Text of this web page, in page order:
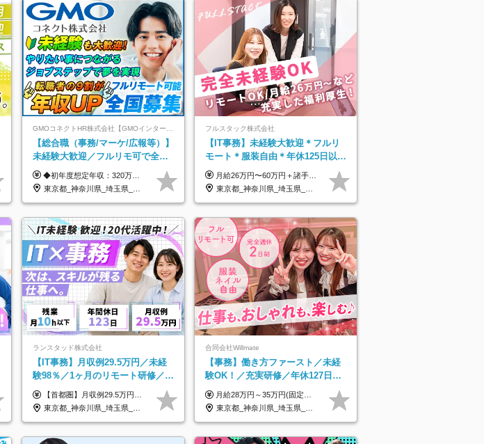
【総合職（事務/マーケ/広報等）】
未経験大歓迎／フルリモ可で全国
募集！年収アップ多数★年休最大
130日★
◆初年度想定年収：320万円〜840万円 【関東／一都三県】月給24万円〜70万円 【関西・東海地方】月給23万円〜65万円 【その他の地方等】月給22万円〜60万円 ※ご経験・スキル・前職給与などを考慮の上決定いたします。 ◉固定残業代制（固定残業代10,000円含） 固定残業代は7時間分・時間超過分は追加支給 ≪月給例≫ ・月給54万円（29歳／入社3年目） ・月給38万円（26歳／入社2年目） ・月給28万円（24歳／入社1年目） ※試用期間は6ヶ月で、その間の雇用形態は契約社員です。そのほかの条件に変更はありません。
東京都_神奈川県_埼玉県_千葉県_大阪府_愛知県_北海道_青森県_岩手県_宮城県_秋田県_山形県_福島県_茨城県_栃木県_群馬県_新潟県_山梨県_長野県_富山県_石川県_福井県_静岡県_岐阜県_三重県_兵庫県_京都府_滋賀県_奈良県_和歌山県_広島県_岡山県_鳥取県_島根県_山口県_徳島県_香川県_愛媛県_高知県_福岡県_熊本県_佐賀県_長崎県_大分県_宮崎県_鹿児島県_沖縄県
フルスタック株式会社
【IT事務】未経験大歓迎＊フルリ
モート＊服装自由＊年休125日以上
＊残業なし＊月給26万円以上
月給26万円〜60万円＋諸手当＋インセンティブ（２種）＋賞与 ★Point 設立から9ヶ月で全社員2万円の昇給実績 ※成果はしっかりと還元いたします！ ★Point 100％年収UPでの待遇提示も可能！ ※経験者であれば、100％年収アップも実現可能です。 ※試用期間最大2ヶ月/月給22万円〜
東京都_神奈川県_埼玉県_千葉県_茨城県
ランスタッド株式会社
【IT事務】月収例29.5万円／未経
験98％／1ヶ月のリモート研修／既
卒・第二新卒歓迎／年間休日123
日/OW
【首都圏】月収例29.5万円（月給26万円＋諸手当） 【東海・関西】月収例28.5万円（月給25万円＋諸手当） 【九州】月収例26万円（月給23万円＋諸手当） ※経験・スキル・前職給与を踏まえ、総合的に判断して決定します。 例：首都圏 月収例31万円（月給27万円＋諸手当） ◆各種手当 ・通勤手当（上限4万円まで） ・残業代手当（1分単位で全額支給） ※固定残業代制は採用しておりません ・資格取得支援 ◆昇給：年1回 ◆補足 ・研修中1ヶ月間は、時給1670円となります。 ・試用期間6ヶ月あり。その間の待遇に変更はありません。 ※詳細は面接時にご案内します。
東京都_神奈川県_埼玉県_千葉県_大阪府_愛知県_兵庫県_京都府_福岡県
合同会社Willmate
【事務】働き方ファースト／未経
験OK！／充実研修／年休127日～
／残業なし／平均20代／リモート
OK
月給28万円～35万円(固定残業代含む)+インセンティブ＋各種手当 ※経験・能力等を考慮の上、決定します。 ※残業はほとんどありませんが、発生した場合は時間外手当を100％支給します。 【固定残業代について】 なし（残業代は、実際の労働時間に応じて別途全額支給）
東京都_神奈川県_埼玉県_千葉県_大阪府_愛知県_北海道_青森県_岩手県_宮城県_秋田県_山形県_福島県_茨城県_栃木県_群馬県_新潟県_山梨県_長野県_富山県_石川県_福井県_静岡県_岐阜県_三重県_兵庫県_京都府_滋賀県_奈良県_和歌山県_広島県_岡山県_鳥取県_島根県_山口県_徳島県_香川県_愛媛県_高知県_福岡県_熊本県_佐賀県_長崎県_大分県_宮崎県_鹿児島県_沖縄県_海外